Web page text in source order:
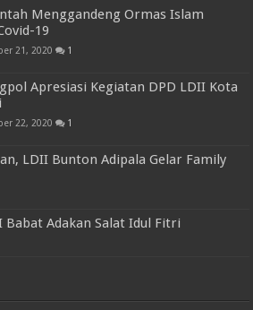
Menggandeng Ormas Islam
19
21, 2020 1
Apresiasi Kegiatan DPD LDII Kota
22, 2020 1
LDII Bunton Adipala Gelar Family
Babat Adakan Salat Idul Fitri